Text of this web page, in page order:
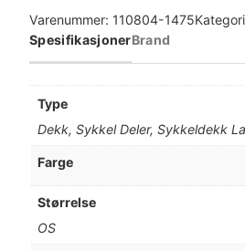
h
w
Varenummer: 110804-1475
SpesifikasjonerBrand
Type
Dekk, Sykkel Deler, Sykkeldekk
Farge
Størrelse
OS